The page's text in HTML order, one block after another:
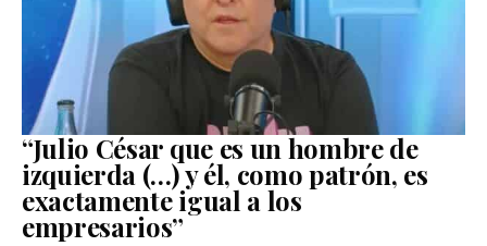
“Julio César que es un hombre de
izquierda (…) y él, como patrón, es
exactamente igual a los
empresarios”